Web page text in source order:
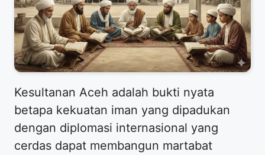
Kesultanan Aceh adalah bukti nyata
betapa kekuatan iman yang dipadukan
dengan diplomasi internasional yang
cerdas dapat membangun martabat